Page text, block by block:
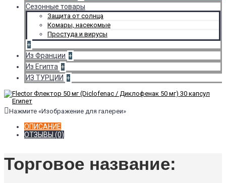
Сезонные товары
Защита от солнца
Комары, насекомые
Простуда и вирусы
+
Из Франции +
Из Египта +
ИЗ ТУРЦИИ +
Нажмите «Изображение для галереи»
ОПИСАНИЕ
ОТЗЫВЫ (0)
Торговое название: